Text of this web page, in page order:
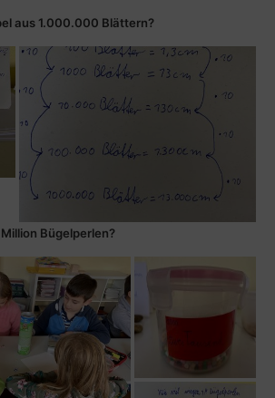
aus 1.000.000 Blättern?
Bügelperlen?